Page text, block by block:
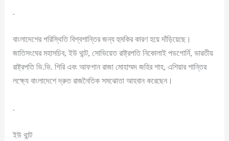
.
বাংলাদেশের পরিস্থিতি বিশ্বশান্তির জন্য হুমকির কারণ হয়ে দাঁড়িয়েছে।
জাতিসংঘের মহাসচিব, ইউ থান্ট, সোভিয়েত রাষ্ট্রপতি নিকোলাই পডগোর্নি, ভারতীয়
রাষ্ট্রপতি ভি.ভি. গিরি এবং আফগান রাজা মোহাম্মদ জহির শাহ, এশিয়ার শান্তির
লক্ষ্যে বাংলাদেশে দ্রুত রাজনৈতিক সমঝোতা আহবান করেছেন।
.
ইউ থান্ট